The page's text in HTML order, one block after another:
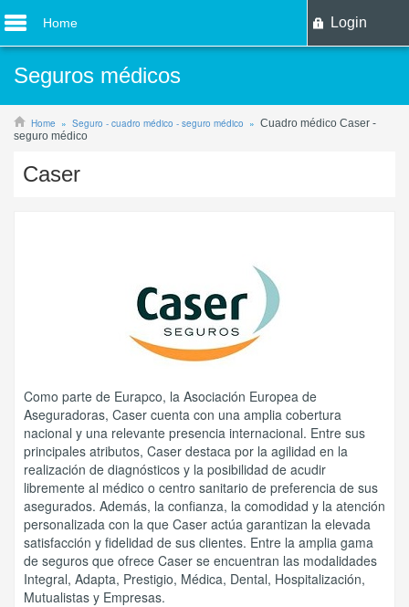
Home Login
Seguros médicos
Home Seguro - cuadro médico - seguro médico
Cuadro médico Caser -
seguro médico
Caser
Como parte de Eurapco, la Asociación Europea de
Aseguradoras, Caser cuenta con una amplia cobertura
nacional y una relevante presencia internacional. Entre sus
principales atributos, Caser destaca por la agilidad en la
realización de diagnósticos y la posibilidad de acudir
libremente al médico o centro sanitario de preferencia de sus
asegurados. Además, la confianza, la comodidad y la atención
personalizada con la que Caser actúa garantizan la elevada
satisfacción y fidelidad de sus clientes. Entre la amplia gama
de seguros que ofrece Caser se encuentran las modalidades
Integral, Adapta, Prestigio, Médica, Dental, Hospitalización,
Mutualistas y Empresas.